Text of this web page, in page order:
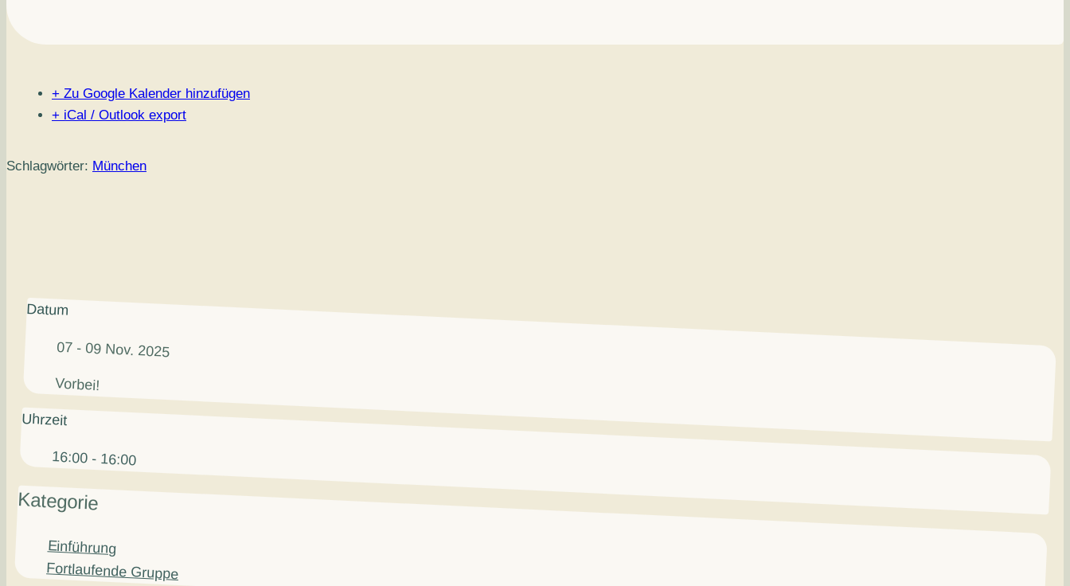
+ Zu Google Kalender hinzufügen
+ iCal / Outlook export
Schlagwörter: München
Datum
07 - 09 Nov. 2025
Vorbei!
Uhrzeit
16:00 - 16:00
Kategorie
Einführung
Fortlaufende Gruppe